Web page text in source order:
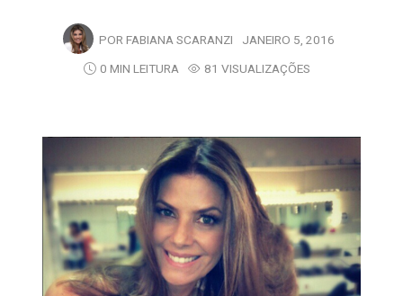
POR FABIANA SCARANZI JANEIRO 5, 2016
0 MIN LEITURA
81 VISUALIZAÇÕES